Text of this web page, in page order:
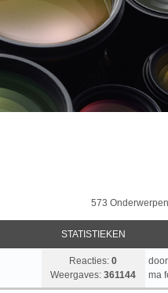
573 Onderwerpen
STATISTIEKEN
Reacties:0
Weergaves:361144
door
ma